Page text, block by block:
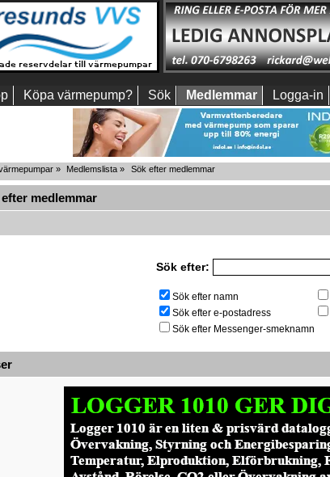
Köpa värmepump? Sök Medlemmar Logga-in
» Medlemslista » Sök efter medlemmar
medlemmar
Sök efter:
Sök efter namn
Sök efter e-postadress
Sök efter Messenger-smeknamn